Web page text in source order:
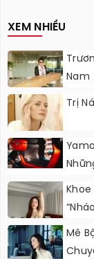
XEM NHIỀU
Nam
Trị
Mê